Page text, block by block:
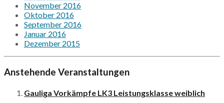
November 2016
Oktober 2016
September 2016
Januar 2016
Dezember 2015
Anstehende Veranstaltungen
Gauliga Vorkämpfe LK3 Leistungsklasse weiblich